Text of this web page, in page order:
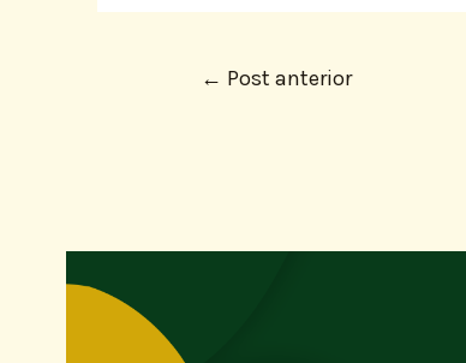
← Post anterior